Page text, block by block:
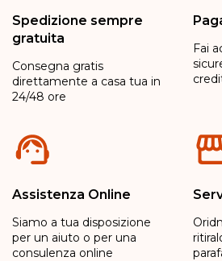
Spedizione sempre
gratuita
Consegna gratis
direttamente a casa tua in
24/48 ore
Fai
Assistenza Online
Siamo a tua disposizione
per un aiuto o per una
consulenza online